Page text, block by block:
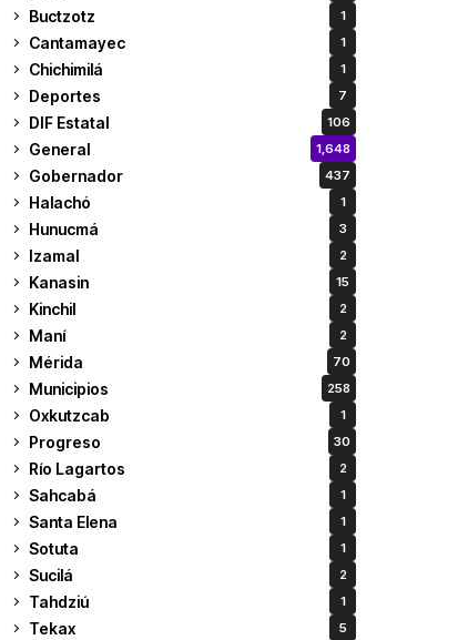
Buctzotz 1
Cantamayec 1
Chichimilá 1
Deportes 7
DIF Estatal 106
General 1,648
Gobernador 437
Halachó 1
Hunucmá 3
Izamal 2
Kanasin 15
Kinchil 2
Maní 2
Mérida 70
Municipios 258
Oxkutzcab 1
Progreso 30
Río Lagartos 2
Sahcabá 1
Santa Elena 1
Sotuta 1
Sucilá 2
Tahdziú 1
Tekax 5